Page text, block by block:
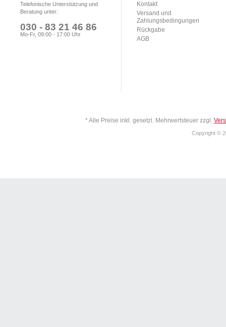
Telefonische Unterstützung und
Beratung unter:
030 - 83 21 46 86
Mo-Fr, 09:00 - 17:00 Uhr
Kontakt
Versand und
Zahlungsbedingungen
Rückgabe
AGB
* Alle Preise inkl. gesetzl. Mehrwertsteuer zzgl.
Copyright ©